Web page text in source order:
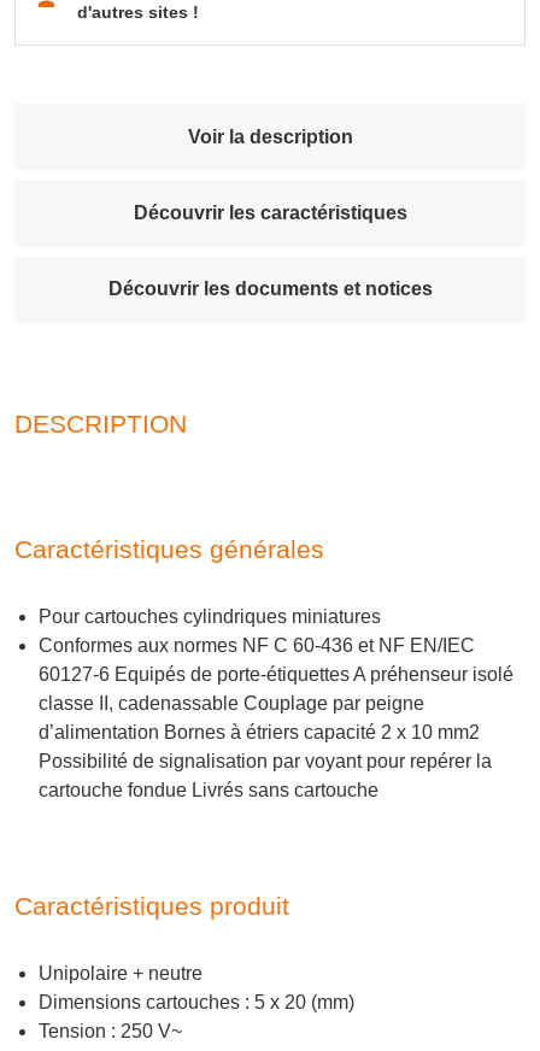
d'autres sites !
Voir la description
Découvrir les caractéristiques
Découvrir les documents et notices
DESCRIPTION
Caractéristiques générales
Pour cartouches cylindriques miniatures
Conformes aux normes NF C 60-436 et NF EN/IEC
60127-6 Equipés de porte-étiquettes A préhenseur isolé
classe II, cadenassable Couplage par peigne
d’alimentation Bornes à étriers capacité 2 x 10 mm2
Possibilité de signalisation par voyant pour repérer la
cartouche fondue Livrés sans cartouche
Caractéristiques produit
Unipolaire + neutre
Dimensions cartouches : 5 x 20 (mm)
Tension : 250 V~